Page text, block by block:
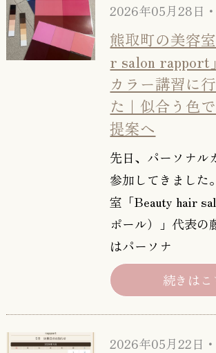
2026年05月28日・
熊取町の美容
r salon rapport
カラー講習に
た｜似合う色
提案へ
先日、パーソナル
参加してきました
室「Beauty hair
ポール）」代表の
はパーソナ
続きはこ
2026年05月22日・